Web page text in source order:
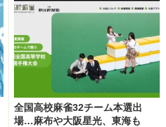
全国高校麻雀32チーム本選出
場…麻布や大阪星光、東海も